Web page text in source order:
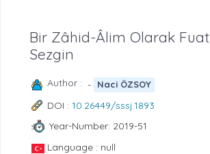
Bir Zâhid-Âlim Olarak Fuat
Sezgin
Author : - Naci ÖZSOY
DOI : 10.26449/sssj.1893
Year-Number: 2019-51
Language : null